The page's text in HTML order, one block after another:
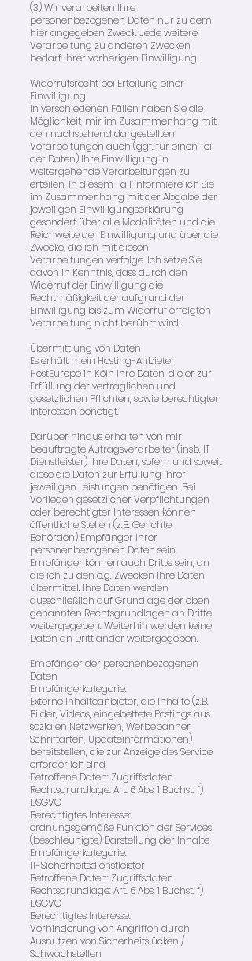
(3) Wir verarbeiten Ihre
personenbezogenen Daten nur zu dem
hier angegeben Zweck. Jede weitere
Verarbeitung zu anderen Zwecken
bedarf Ihrer vorherigen Einwilligung.
Widerrufsrecht bei Erteilung einer
Einwilligung
In verschiedenen Fällen haben Sie die
Möglichkeit, mir im Zusammenhang mit
den nachstehend dargestellten
Verarbeitungen auch (ggf. für einen Teil
der Daten) Ihre Einwilligung in
weitergehende Verarbeitungen zu
erteilen. In diesem Fall informiere ich Sie
im Zusammenhang mit der Abgabe der
jeweiligen Einwilligungserklärung
gesondert über alle Modalitäten und die
Reichweite der Einwilligung und über die
Zwecke, die ich mit diesen
Verarbeitungen verfolge. Ich setze Sie
davon in Kenntnis, dass durch den
Widerruf der Einwilligung die
Rechtmäßigkeit der aufgrund der
Einwilligung bis zum Widerruf erfolgten
Verarbeitung nicht berührt wird.
Übermittlung von Daten
Es erhält mein Hosting-Anbieter
HostEurope in Köln Ihre Daten, die er zur
Erfüllung der vertraglichen und
gesetzlichen Pflichten, sowie berechtigten
Interessen benötigt.
Darüber hinaus erhalten von mir
beauftragte Autragsverarbeiter (insb. IT-
Dienstleister) Ihre Daten, sofern und soweit
diese die Daten zur Erfüllung ihrer
jeweiligen Leistungen benötigen. Bei
Vorliegen gesetzlicher Verpflichtungen
oder berechtigter Interessen können
öffentliche Stellen (z.B. Gerichte,
Behörden) Empfänger Ihrer
personenbezogenen Daten sein.
Empfänger können auch Dritte sein, an
die ich zu den o.g. Zwecken Ihre Daten
übermittel. Ihre Daten werden
ausschließlich auf Grundlage der oben
genannten Rechtsgrundlagen an Dritte
weitergegeben. Weiterhin werden keine
Daten an Drittländer weitergegeben.
Empfänger der personenbezogenen
Daten
Empfängerkategorie:
Externe Inhalteanbieter, die Inhalte (z.B.
Bilder, Videos, eingebettete Postings aus
sozialen Netzwerken, Werbebanner,
Schriftarten, Updateinformationen)
bereitstellen, die zur Anzeige des Service
erforderlich sind.
Betroffene Daten: Zugriffsdaten
Rechtsgrundlage: Art. 6 Abs. 1 Buchst. f)
DSGVO
Berechtigtes Interesse:
ordnungsgemäße Funktion der Services;
(beschleunigte) Darstellung der Inhalte
Empfängerkategorie:
IT-Sicherheitsdienstleister
Betroffene Daten: Zugriffsdaten
Rechtsgrundlage: Art. 6 Abs. 1 Buchst. f)
DSGVO
Berechtigtes Interesse:
Verhinderung von Angriffen durch
Ausnutzen von Sicherheitslücken /
Schwachstellen